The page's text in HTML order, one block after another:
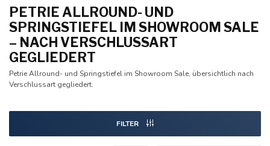
PETRIE ALLROUND- UND
SPRINGSTIEFEL IM SHOWROOM SALE
– NACH VERSCHLUSSART
GEGLIEDERT
Petrie Allround- und Springstiefel im Showroom Sale, übersichtlich nach
Verschlussart gegliedert.
FILTER